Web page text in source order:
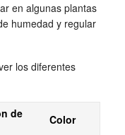
en algunas plantas
humedad y regular
los diferentes
de
Color